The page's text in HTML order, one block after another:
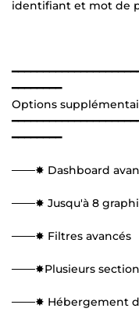
identifiant et mot de
━━━━━━━━
Options
━━━━━━━━
───✸ Dashboard
───✸ Jusqu'à 8
───✸ Filtres avancés
───✸Plusieurs
───✸ Hébergement